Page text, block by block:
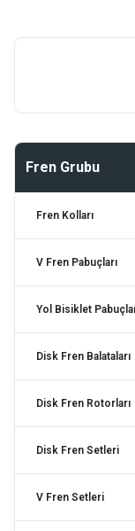
V
Evo
Fonte
JAK
Magura
QRD
Fren Grubu
Fren Kolları
V Fren Pabuçları
Yol Bisiklet
Disk Fren Balataları
Disk Fren Rotorları
Disk Fren Setleri
V Fren Setleri